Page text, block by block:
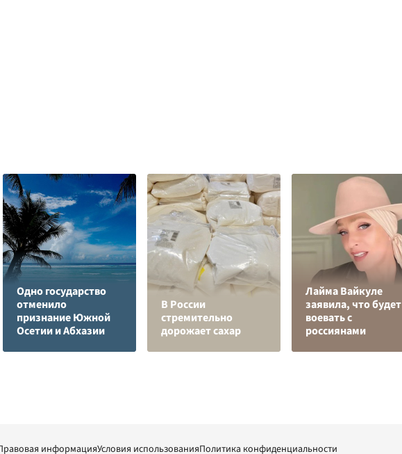
Одно государство
отменило
признание Южной
Осетии и Абхазии
В России
стремительно
дорожает сахар
Лайма Вайкуле
заявила, что будет
воевать с
россиянами
информацияУсловия использованияПолитика конфиденциальности